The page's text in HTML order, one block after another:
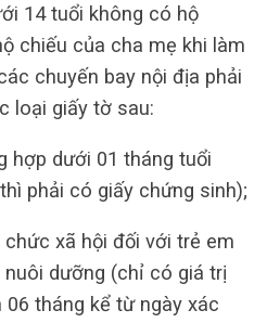
14 tuổi không có hộ
chiếu của cha mẹ khi làm
chuyến bay nội địa phải
loại giấy tờ sau:
hợp dưới 01 tháng tuổi
phải có giấy chứng sinh);
xã hội đối với trẻ em
dưỡng (chỉ có giá trị
tháng kể từ ngày xác